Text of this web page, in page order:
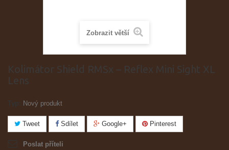
Zobrazit větší
Kolimátor Shield RMSx – Reflex Mini Sight XL
Lens
Nový produkt
Tweet Sdílet Google+ Pinterest
Poslat příteli